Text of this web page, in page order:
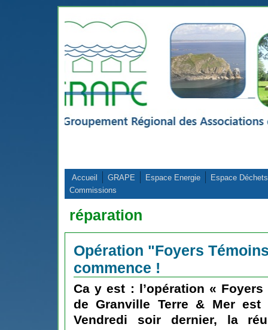
Accueil GRAPE Espace Energie
Espace Déchets
Commissions
réparation
Opération "Foyers
commence !
Ca y est : l’opération «
de Granville Terre & Merest
Vendredi soir dernier, la